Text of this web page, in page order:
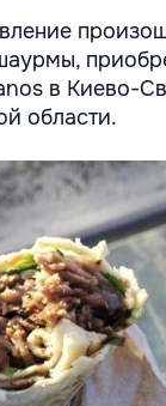
в Киево-
области.